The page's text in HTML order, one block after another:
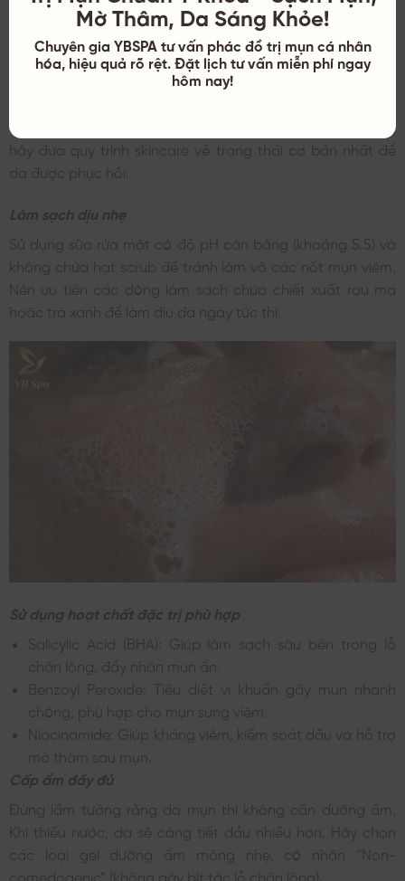
“Bình tĩnh – Tối giản – Chuyên sâu”. Dưới đây là lộ trình mà
YB Spa khuyên bạn nên tuân thủ để kiểm soát tình hình
nhanh chóng.
Thay vì hoảng loạn mua thêm hàng loạt sản phẩm trị mụn,
hãy đưa quy trình skincare về trạng thái cơ bản nhất để
da được phục hồi.
Làm sạch dịu nhẹ
Sử dụng sữa rửa mặt có độ pH cân bằng (khoảng 5.5) và
không chứa hạt scrub để tránh làm vỡ các nốt mụn viêm.
Nên ưu tiên các dòng làm sạch chứa chiết xuất rau má
hoặc trà xanh để làm dịu da ngay tức thì.
Sử dụng hoạt chất đặc trị phù hợp
Salicylic Acid (BHA): Giúp làm sạch sâu bên trong lỗ
chân lông, đẩy nhân mụn ẩn.
Benzoyl Peroxide: Tiêu diệt vi khuẩn gây mụn nhanh
chóng, phù hợp cho mụn sưng viêm.
Niacinamide: Giúp kháng viêm, kiểm soát dầu và hỗ trợ
mờ thâm sau mụn.
Cấp ẩm đầy đủ
Đừng lầm tưởng rằng da mụn thì không cần dưỡng ẩm.
Khi thiếu nước, da sẽ càng tiết dầu nhiều hơn. Hãy chọn
các loại gel dưỡng ẩm mỏng nhẹ, có nhãn “Non-
comedogenic” (không gây bít tắc lỗ chân lông).
Mờ Thâm, Da Sáng Khỏe!
Chuyên gia YBSPA tư vấn phác đồ trị mụn cá nhân
hóa, hiệu quả rõ rệt. Đặt lịch tư vấn miễn phí ngay
hôm nay!